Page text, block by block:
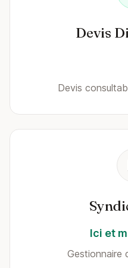
Devis
Devis
Ici et
Gestionnaire